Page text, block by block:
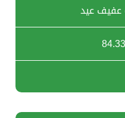
عفيف عيد